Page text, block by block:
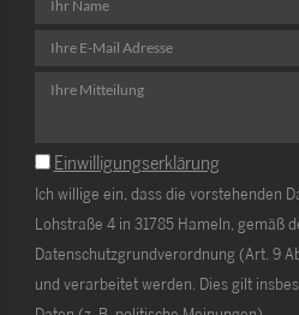
Einwilligungserklärung
Ich willige ein, dass die vorstehenden
Lohstraße 4 in 31785 Hameln, gemäß
Datenschutzgrundverordnung (Art. 9
und verarbeitet werden. Dies gilt